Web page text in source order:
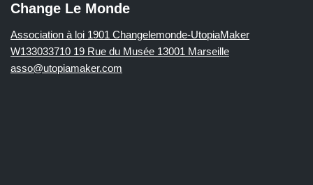
Change Le Monde
Association à loi 1901 Changelemonde-UtopiaMaker
W133033710 19 Rue du Musée 13001 Marseille
asso@utopiamaker.com